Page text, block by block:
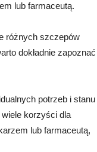
lub farmaceutą.
różnych szczepów
dokładnie zapoznać
potrzeb i stanu
korzyści dla
lub farmaceutą,